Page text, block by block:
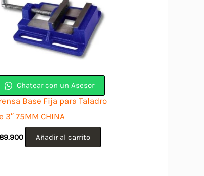
Chatear con un Asesor
Base Fija para Taladro
3″ 75MM CHINA
Añadir al carrito